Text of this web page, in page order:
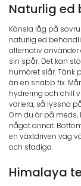
Naturlig ed
Känsla låg på
naturlig ed
alternativ
sin spår. Det kan
humöret slår. Tänk
än en snabb fix.
hydrering och chill
variera, så lyssna
Om du är på
något annat.
en växtdriven väg
och stadiga.
Himalaya